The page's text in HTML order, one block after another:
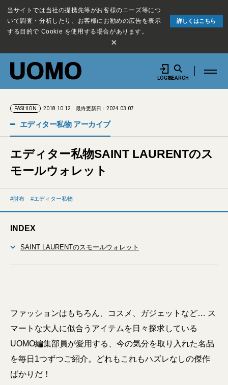
当サイトでは当社の提携先等がお客様のニーズ等につ
いて調査・分析したり、お客様にお勧めの広告を表示
する目的で Cookie を使用する場合があります。
詳しくはこちら
×
LOGINSEARCH
FASHION 2018.10.12 最終更新日：2024.03.07
エディター私物 アーカイブ
エディター私物SAINT LAURENTのス
モールウォレット
財布 エディター私物
INDEX
SAINT LAURENTのスモールウォレット
ファッションはもちろん、コスメ、ガジェットなど… ス
マートな大人に似合うアイテムを日々探求している
UOMO編集部員が愛用する、今の気分を取り入れた名品
を毎日1つずつご紹介。どれもこれもハズレなしの傑作
ばかりだ！